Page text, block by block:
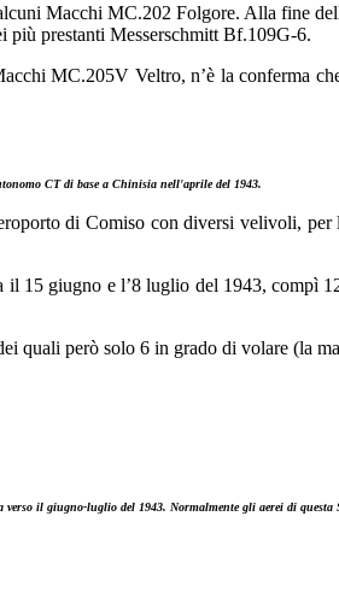
Macchi MC.202 Folgore. Alla fine
più prestanti Messerschmitt Bf.109G-6.
MC.205V Veltro, n’è la conferma
CT di base a Chinisia nell'aprile del 1943.
di Comiso con diversi velivoli,
15 giugno e l’8 luglio del 1943, compì
quali però solo 6 in grado di volare (la
verso il giugno-luglio del 1943. Normalmente gli aerei di